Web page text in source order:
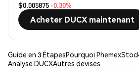
$0.005875 -0.30%
Acheter DUCX maintenant
Guide en 3 ÉtapesPourquoi Phemex
Analyse DUCXAutres devises